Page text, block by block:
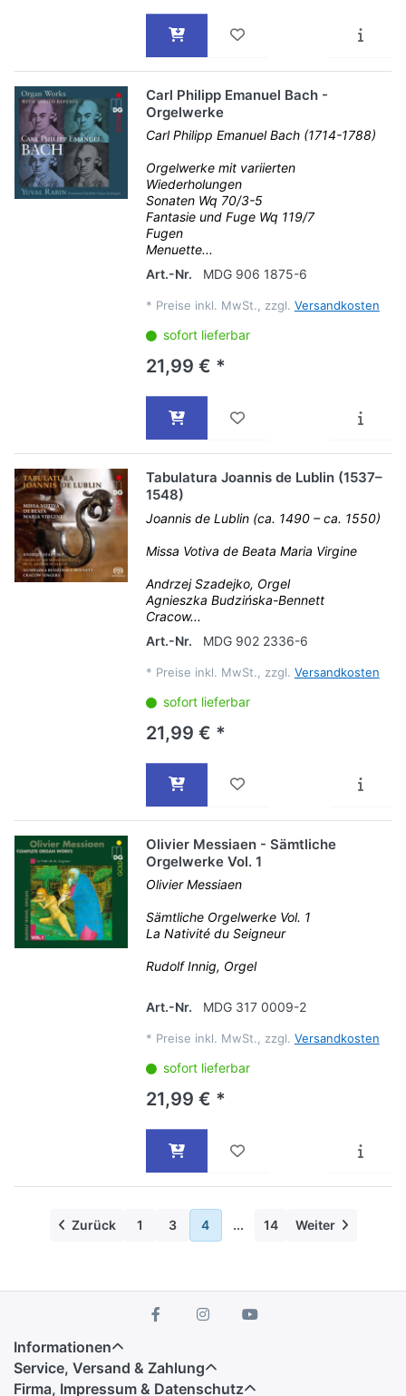
Carl Philipp Emanuel Bach -
Orgelwerke
Carl Philipp Emanuel Bach (1714-1788)
Orgelwerke mit variierten
Wiederholungen
Sonaten Wq 70/3-5
Fantasie und Fuge Wq 119/7
Fugen
Menuette...
Art.-Nr.
MDG 906 1875-6
* Preise inkl. MwSt., zzgl. Versandkosten
sofort lieferbar
21,99 € *
Tabulatura Joannis de Lublin (1537–
1548)
Joannis de Lublin (ca. 1490 – ca. 1550)
Missa Votiva de Beata Maria Virgine
Andrzej Szadejko, Orgel
Agnieszka Budzińska-Bennett
Cracow...
Art.-Nr.
MDG 902 2336-6
* Preise inkl. MwSt., zzgl. Versandkosten
sofort lieferbar
21,99 € *
Olivier Messiaen - Sämtliche
Orgelwerke Vol. 1
Olivier Messiaen
Sämtliche Orgelwerke Vol. 1
La Nativité du Seigneur
Rudolf Innig, Orgel
Art.-Nr. MDG 317 0009-2
* Preise inkl. MwSt., zzgl. Versandkosten
sofort lieferbar
21,99 € *
Zurück 1 3 4 ... 14 Weiter
Informationen
Service, Versand & Zahlung
Firma, Impressum & Datenschutz